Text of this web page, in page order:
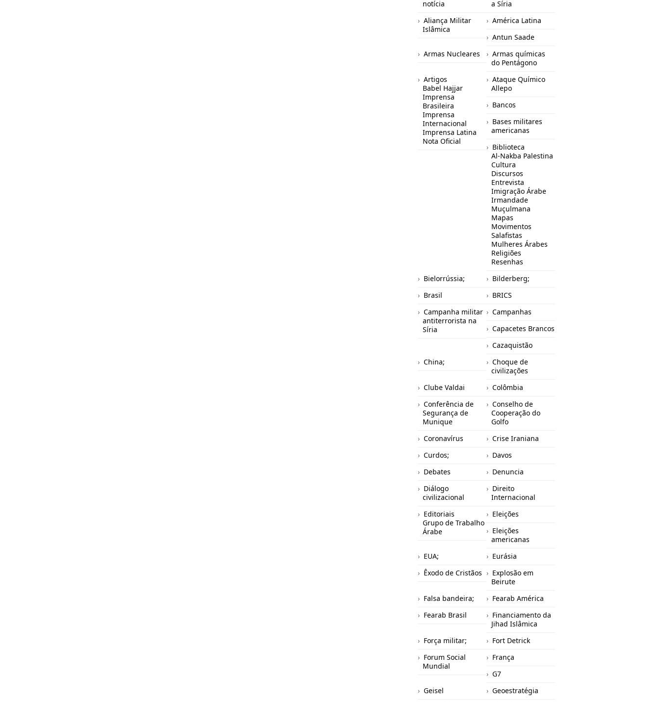
notícia
a Síria
Aliança Militar
Islâmica
América Latina
Antun Saade
Armas Nucleares
Armas químicas
do Pentágono
Artigos
Babel Hajjar
Imprensa
Brasileira
Imprensa
Internacional
Imprensa Latina
Nota Oficial
Ataque Químico
Allepo
Bancos
Bases militares
americanas
Biblioteca
Al-Nakba Palestina
Cultura
Discursos
Entrevista
Imigração Árabe
Irmandade
Muçulmana
Mapas
Movimentos
Salafistas
Mulheres Árabes
Religiões
Resenhas
Bielorrússia;
Bilderberg;
Brasil
BRICS
Campanha militar
antiterrorista na
Síria
Campanhas
Capacetes Brancos
Cazaquistão
China;
Choque de
civilizações
Clube Valdai
Colômbia
Conferência de
Segurança de
Munique
Conselho de
Cooperação do
Golfo
Coronavírus
Crise Iraniana
Curdos;
Davos
Debates
Denuncia
Diálogo
civilizacional
Direito
Internacional
Editoriais
Grupo de Trabalho
Árabe
Eleições
Eleições
americanas
EUA;
Eurásia
Êxodo de Cristãos
Explosão em
Beirute
Falsa bandeira;
Fearab América
Fearab Brasil
Financiamento da
Jihad Islâmica
Força militar;
Fort Detrick
Forum Social
Mundial
França
G7
Geisel
Geoestratégia